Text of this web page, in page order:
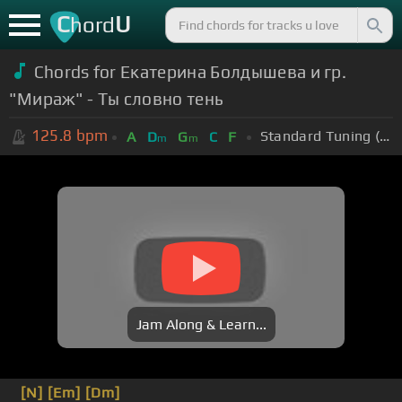
ChordU
Chords for Екатерина Болдышева и гр.
"Мираж" - Ты словно тень
125.8 bpm A Dm Gm C F Standard Tuning (EADGBE)
Jam Along & Learn...
[N] [Em] [Dm]